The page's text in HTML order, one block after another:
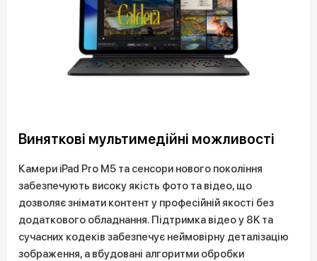
Виняткові мультимедійні можливості
Камери iPad Pro M5 та сенсори нового покоління
забезпечують високу якість фото та відео, що
дозволяє знімати контент у професійній якості без
додаткового обладнання. Підтримка відео у 8K та
сучасних кодеків забезпечує неймовірну деталізацію
зображення, а вбудовані алгоритми обробки